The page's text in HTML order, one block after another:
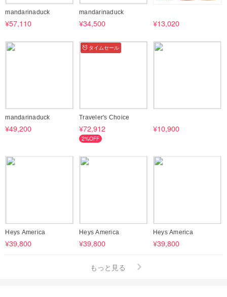
mandarinaduck
¥57,110
mandarinaduck
¥34,500 ¥13,020
mandarinaduck
¥49,200
タイムセール
Traveler's Choice
¥72,912
2%OFF
¥10,900
Heys America
¥39,800
Heys America
¥39,800
Heys America
¥39,800
もっと見る